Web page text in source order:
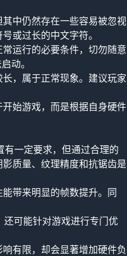
中仍然存在一些容易被忽视
或过长的中文字符。
运行的必要条件，切勿随意
动。
，属于正常现象。建议玩家
始游戏，而是根据自身硬件
一定要求，但通过合理的
质量、纹理精度和抗锯齿是
带来明显的帧数提升。同
可能针对游戏进行专门优
有限，却会显著增加硬件负